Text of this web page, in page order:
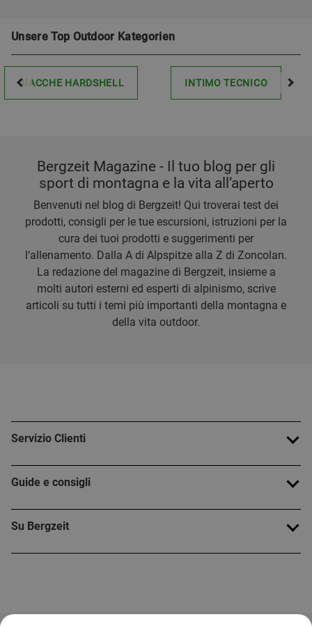
Unsere Top Outdoor Kategorien
GIACCHE HARDSHELL INTIMO TECNICO
Bergzeit Magazine - Il tuo blog per gli
sport di montagna e la vita all‘aperto
Benvenuti nel blog di Bergzeit! Qui troverai test dei
prodotti, consigli per le tue escursioni, istruzioni per la
cura dei tuoi prodotti e suggerimenti per
l‘allenamento. Dalla A di Alpspitze alla Z di Zoncolan.
La redazione del magazine di Bergzeit, insieme a
molti autori esterni ed esperti di alpinismo, scrive
articoli su tutti i temi più importanti della montagna e
della vita outdoor.
Servizio Clienti
Guide e consigli
Su Bergzeit